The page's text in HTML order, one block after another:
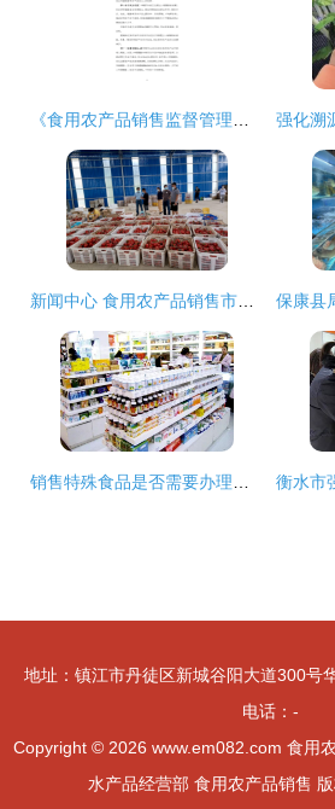
《食用农产品销售监督管理办法》核心要点与实践指导
新闻中心 食用农产品销售市场稳中向好，多方合力保障民生供应
销售特殊食品是否需要办理食品经营许可证?
地址：镇江市丹徒区新城谷阳大道300号
电话：-
Copyright © 2026 www.em082.com 食用
水产品经营部 食用农产品销售